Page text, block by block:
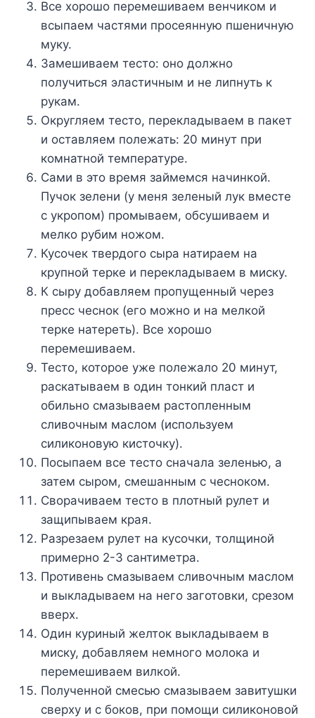
Все хорошо перемешиваем венчиком и
всыпаем частями просеянную пшеничную
муку.
Замешиваем тесто: оно должно
получиться эластичным и не липнуть к
рукам.
Округляем тесто, перекладываем в пакет
и оставляем полежать: 20 минут при
комнатной температуре.
Сами в это время займемся начинкой.
Пучок зелени (у меня зеленый лук вместе
с укропом) промываем, обсушиваем и
мелко рубим ножом.
Кусочек твердого сыра натираем на
крупной терке и перекладываем в миску.
К сыру добавляем пропущенный через
пресс чеснок (его можно и на мелкой
терке натереть). Все хорошо
перемешиваем.
Тесто, которое уже полежало 20 минут,
раскатываем в один тонкий пласт и
обильно смазываем растопленным
сливочным маслом (используем
силиконовую кисточку).
Посыпаем все тесто сначала зеленью, а
затем сыром, смешанным с чесноком.
Сворачиваем тесто в плотный рулет и
защипываем края.
Разрезаем рулет на кусочки, толщиной
примерно 2-3 сантиметра.
Противень смазываем сливочным маслом
и выкладываем на него заготовки, срезом
вверх.
Один куриный желток выкладываем в
миску, добавляем немного молока и
перемешиваем вилкой.
Полученной смесью смазываем завитушки
сверху и с боков, при помощи силиконовой